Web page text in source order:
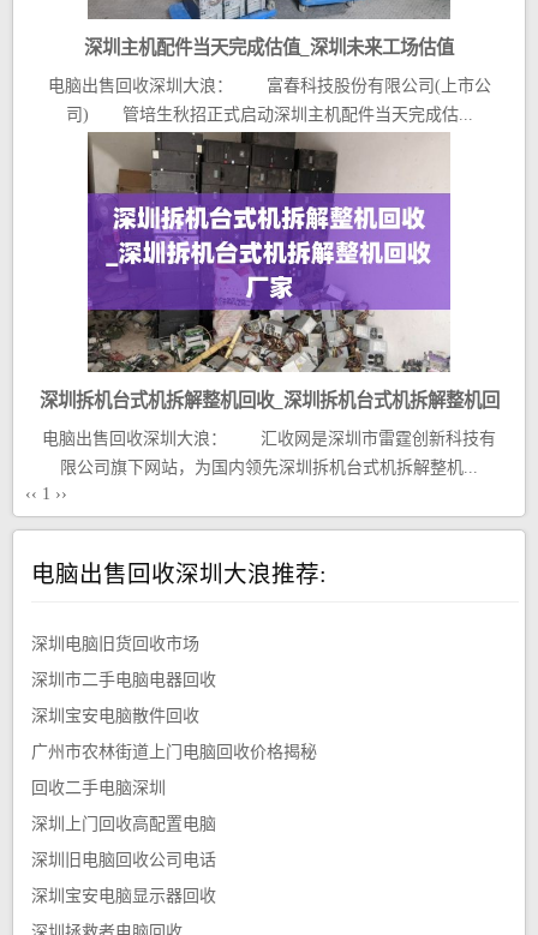
深圳主机配件当天完成估值_深圳未来工场估值
电脑出售回收深圳大浪： 富春科技股份有限公司(上市公
司) 管培生秋招正式启动深圳主机配件当天完成估...
深圳拆机台式机拆解整机回收_深圳拆机台式机拆解整机回
收厂家
电脑出售回收深圳大浪： 汇收网是深圳市雷霆创新科技有
限公司旗下网站，为国内领先深圳拆机台式机拆解整机...
‹‹ 1 ››
电脑出售回收深圳大浪推荐:
深圳电脑旧货回收市场
深圳市二手电脑电器回收
深圳宝安电脑散件回收
广州市农林街道上门电脑回收价格揭秘
回收二手电脑深圳
深圳上门回收高配置电脑
深圳旧电脑回收公司电话
深圳宝安电脑显示器回收